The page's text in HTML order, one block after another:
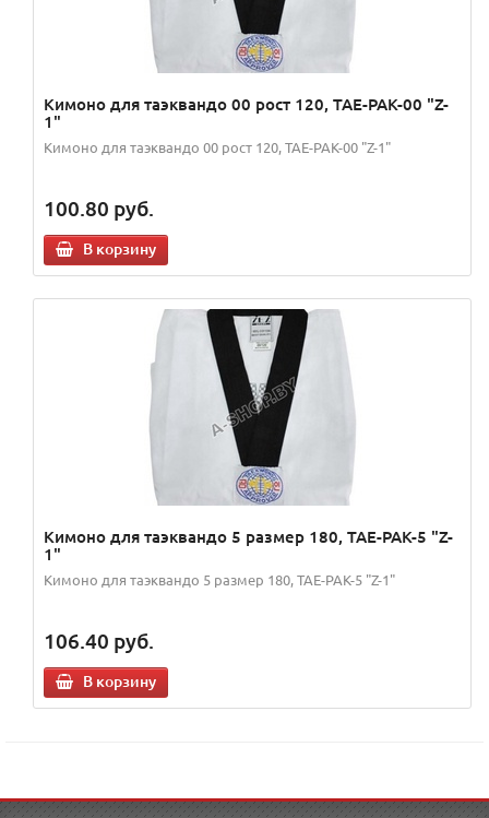
Кимоно для таэквандо 00 рост 120, TAE-PAK-00 "Z-
1"
Кимоно для таэквандо 00 рост 120, TAE-PAK-00 "Z-1"
100.80 руб.
В корзину
Кимоно для таэквандо 5 размер 180, TAE-PAK-5 "Z-
1"
Кимоно для таэквандо 5 размер 180, TAE-PAK-5 "Z-1"
106.40 руб.
В корзину